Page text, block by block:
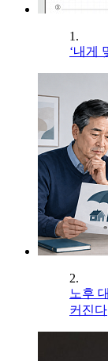
1.
‘내게
2.
노후
커진다